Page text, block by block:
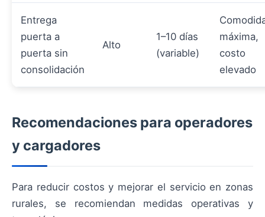
Entrega
puerta a
puerta sin
consolidación
Alto
1–10 días
(variable)
máxima,
costo
elevado
Recomendaciones para operadores
y cargadores
Para reducir costos y mejorar el servicio en zonas
rurales, se recomiendan medidas operativas y